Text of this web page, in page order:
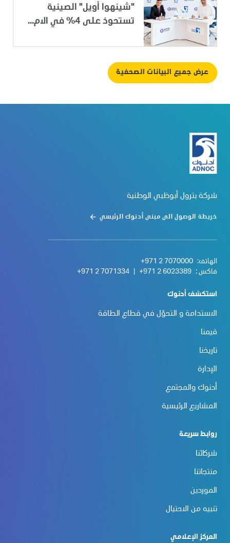
"شينهوا أويل" الصينية
تستحوذ على 4% في الام...
عرض جميع البيانات الصحفية
شركة بترول أبوظبي الوطنية
خريطة الوصول الى مبنى أدنوك الرئيسي
الهاتف: +971 2 7070000
فاكس : +971 2 6023389
+971 2 7071334
استكشف أدنوك
الاستدامة و التحوّل في قطاع الطاقة
قيمنا
تاريخنا
الإدارة
أدنوك والمجتمع
المشاريع الرئيسية
روابط سريعة
شركائنا
منتجاتنا
الموردين
تنبيه من الاحتيال
المركز الإعلامي